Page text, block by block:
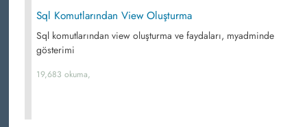
Sql Komutlarından View Oluşturma
Sql komutlarından view oluşturma ve faydaları, myadminde
gösterimi
19,683 okuma,